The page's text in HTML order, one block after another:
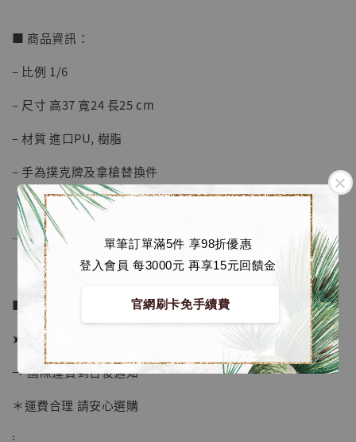
單筆訂單滿5件 享98折優惠
登入會員 每3000元 再享15元回饋金
官網刷卡免手續費
【店內現貨】海賊王 系列蒐藏雕像 布魯克達
■ 商品資訊：
– 比例 1/6
– 尺寸 高37 寬24 長25 cm
– 材質 進口PU, 樹脂
– 手為撲克牌及拿槍替換件
──────────────
■ 販售資訊：
➤ 價格 5780元 (訂金2180)
→ 國際運費到台後通知
＊運費合理 請安心選購
⁝